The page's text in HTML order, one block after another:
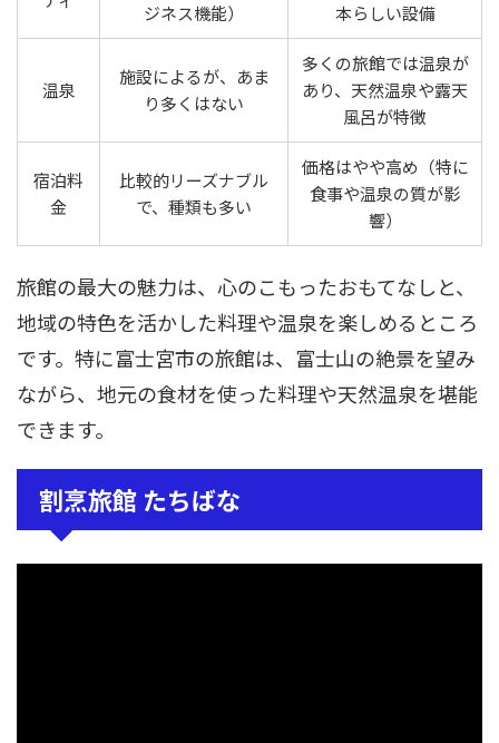
ジネス機能） 本らしい設備
温泉
施設によるが、あま
り多くはない
多くの旅館では温泉が
あり、天然温泉や露天
風呂が特徴
宿泊料
金
比較的リーズナブル
で、種類も多い
価格はやや高め（特に
食事や温泉の質が影
響）
旅館の最大の魅力は、心のこもったおもてなしと、
地域の特色を活かした料理や温泉を楽しめるところ
です。特に富士宮市の旅館は、富士山の絶景を望み
ながら、地元の食材を使った料理や天然温泉を堪能
できます。
割烹旅館 たちばな